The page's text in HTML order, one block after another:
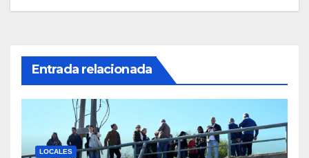
Entrada relacionada
LOCALES